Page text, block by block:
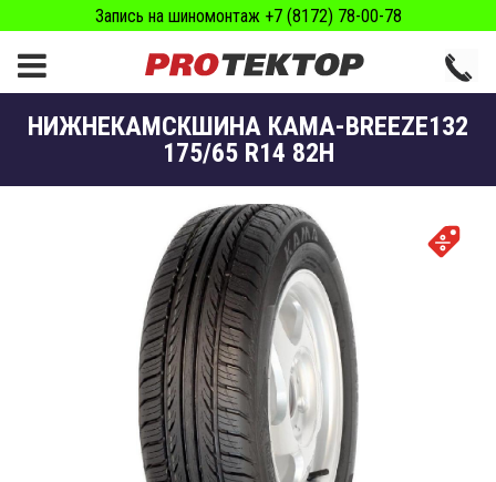
Запись на шиномонтаж +7 (8172) 78-00-78
НИЖНЕКАМСКШИНА КАМА-BREEZE132
175/65 R14 82H